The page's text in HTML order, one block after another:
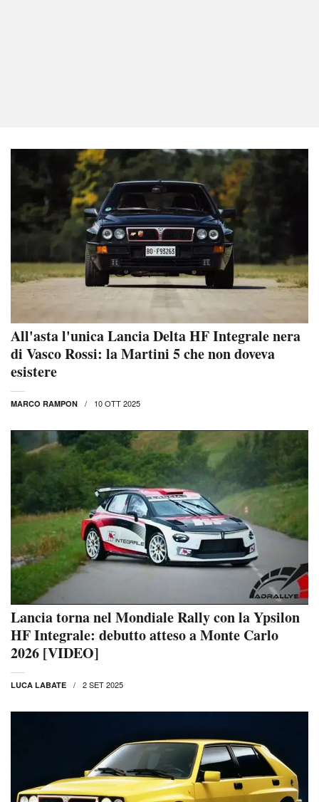
All'asta l'unica Lancia Delta HF Integrale nera
di Vasco Rossi: la Martini 5 che non doveva
esistere
MARCO RAMPON 10 OTT 2025
Lancia torna nel Mondiale Rally con la Ypsilon
HF Integrale: debutto atteso a Monte Carlo
2026 [VIDEO]
LUCA LABATE 2 SET 2025